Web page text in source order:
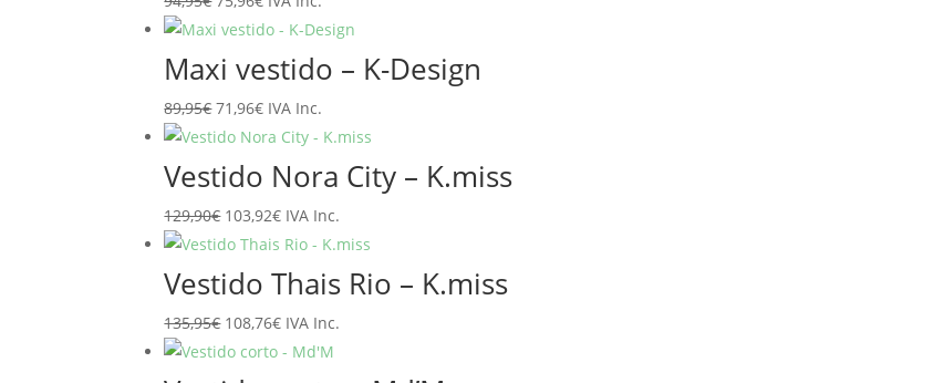
precio
original
era:
94,95€.
precio
actual
es:
75,96€.
Maxi vestido – K-Design
89,95€El
precio
original
era:
89,95€.
71,96€El
precio
actual
es:
71,96€.
IVA Inc.
Vestido Nora City – K.miss
129,90€ El
precio
original
era:
129,90€.
103,92€El
precio
actual
es:
103,92€.
IVA Inc.
Vestido Thais Rio – K.miss
135,95€ El
precio
original
108,76€El
precio
actual
IVA Inc.